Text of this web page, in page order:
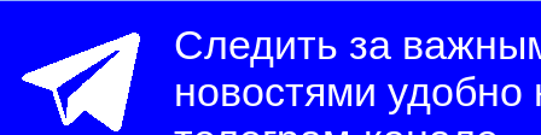
Следить за
новостями